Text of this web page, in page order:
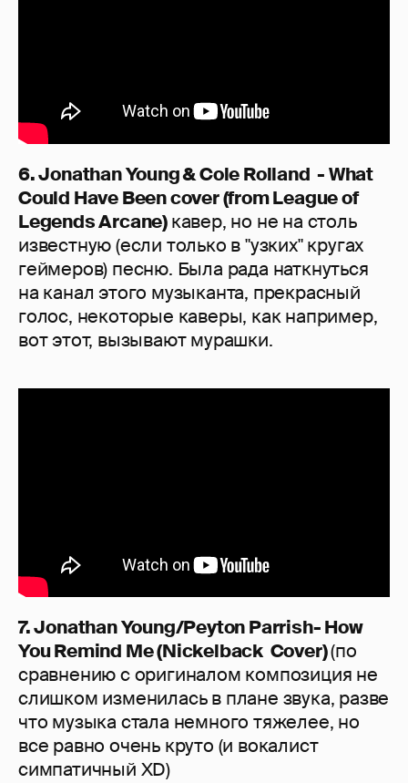
6. Jonathan Young & Cole Rolland - What
Could Have Been cover (from League of
Legends Arcane)кавер, но не на столь
известную (если только в "узких" кругах
геймеров) песню. Была рада наткнуться
на канал этого музыканта, прекрасный
голос, некоторые каверы, как например,
вот этот, вызывают мурашки.
7. Jonathan Young/Peyton Parrish- How
You Remind Me (Nickelback Cover)(по
сравнению с оригиналом композиция не
слишком изменилась в плане звука, разве
что музыка стала немного тяжелее, но
все равно очень круто (и вокалист
симпатичный XD)